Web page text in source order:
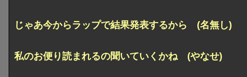
じゃあ今からラップで結果発表するから (名無し)
私のお便り読まれるの聞いていくかね (やなせ)